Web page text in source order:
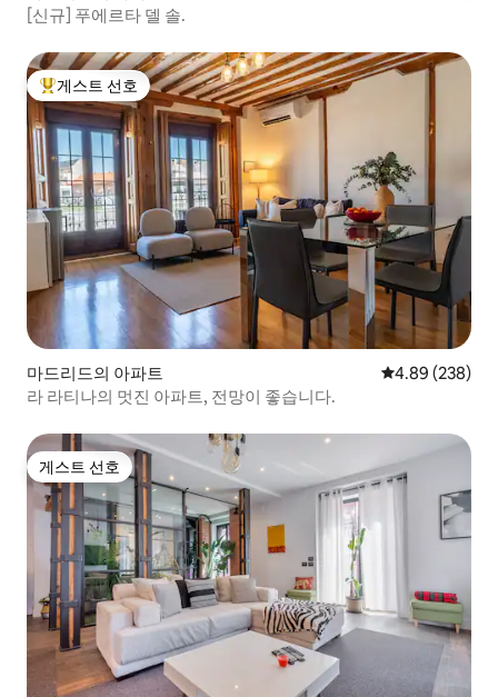
[신규] 푸에르타 델 솔.
상위 게스트 선호
게스트 선호
마드리드의 아파트 평점 4.89점(5
4.89 (238)
라 라티나의 멋진 아파트, 전망이 좋습니다.
게스트 선호
게스트 선호